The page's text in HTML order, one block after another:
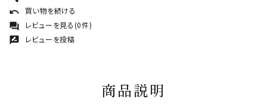
undo 買い物を続ける
forum レビューを見る(0件)
rate_review レビューを投稿
商品説明